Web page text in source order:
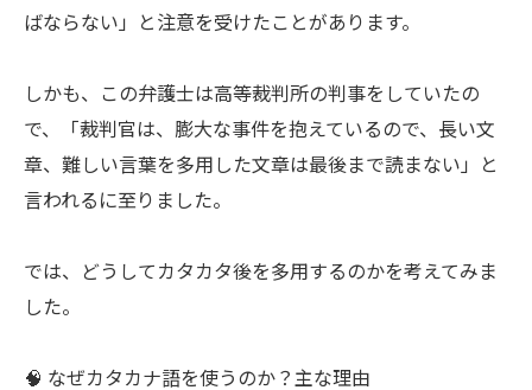
ばならない」と注意を受けたことがあります。
しかも、この弁護士は高等裁判所の判事をしていたの
で、「裁判官は、膨大な事件を抱えているので、長い文
章、難しい言葉を多用した文章は最後まで読まない」と
言われるに至りました。
では、どうしてカタカタ後を多用するのかを考えてみま
した。
🧠 なぜカタカナ語を使うのか？主な理由